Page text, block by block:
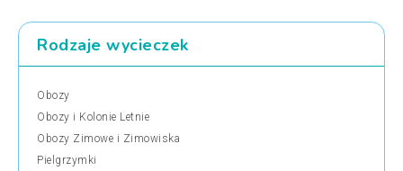
Rodzaje wycieczek
Obozy
Obozy i Kolonie Letnie
Obozy Zimowe i Zimowiska
Pielgrzymki